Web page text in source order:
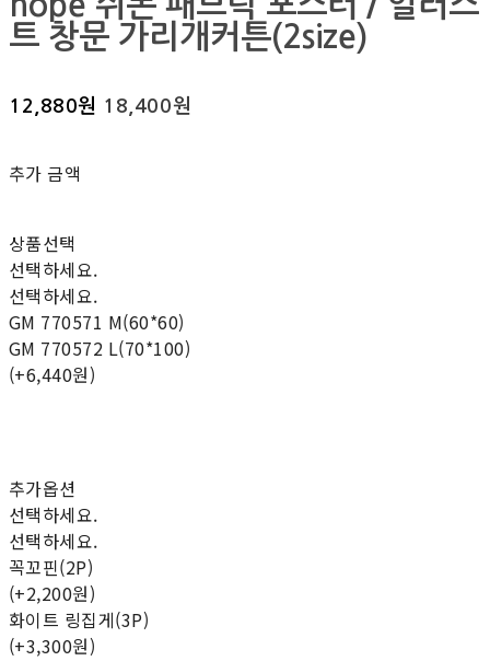
트 창문 가리개커튼(2size)
12,880원 18,400원
추가 금액
상품선택
선택하세요.
선택하세요.
GM 770571 M(60*60)
GM 770572 L(70*100)
(+6,440원)
추가옵션
선택하세요.
선택하세요.
꼭꼬핀(2P)
(+2,200원)
화이트 링집게(3P)
(+3,300원)